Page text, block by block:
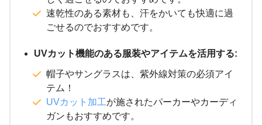
速乾性のある素材も、汗をかいても快適に過
ごせるのでおすすめです。
UVカット機能のある服装やアイテムを活用する:
帽子やサングラスは、紫外線対策の必須アイ
テム！
UVカット加工が施されたパーカーやカーディ
ガンもおすすめです。